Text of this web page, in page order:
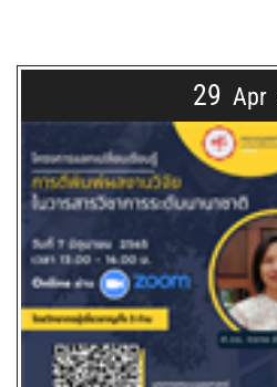
29 Apr